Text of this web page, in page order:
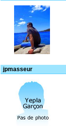
jpmasseur